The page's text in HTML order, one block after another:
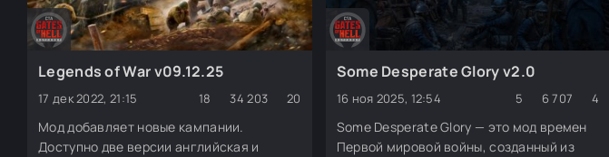
Legends of War v09.12.25
17 дек 2022, 21:15 18 34 203 20
Мод добавляет новые кампании.
Доступно две версии английская и
Some Desperate Glory v2.0
16 ноя 2025, 12:54 5 6 707 4
Some Desperate Glory — это мод времен
Первой мировой войны, созданный из